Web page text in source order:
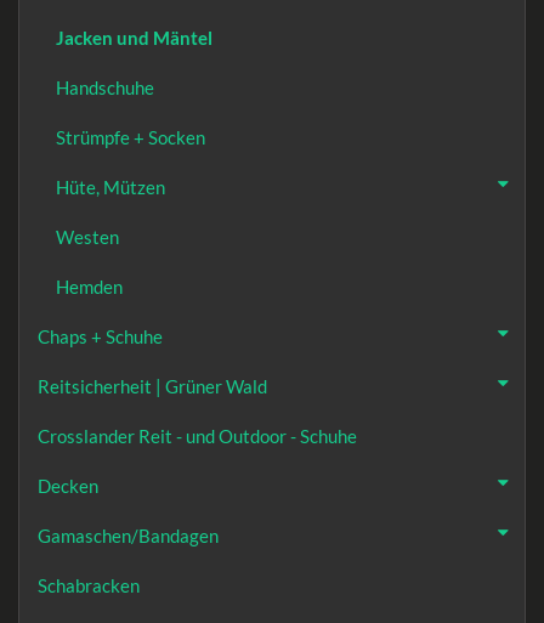
Jacken und Mäntel
Handschuhe
Strümpfe + Socken
Hüte, Mützen
Westen
Hemden
Chaps + Schuhe
Reitsicherheit | Grüner Wald
Crosslander Reit - und Outdoor - Schuhe
Decken
Gamaschen/Bandagen
Schabracken